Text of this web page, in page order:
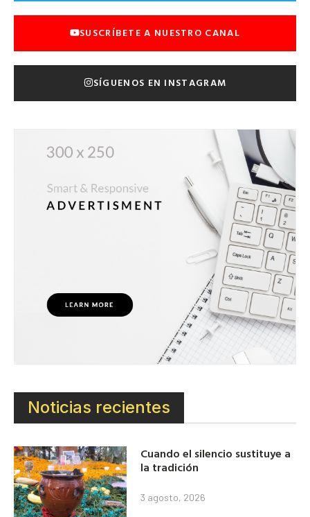
SUSCRÍBETE A NUESTRO CANAL
SÍGUENOS EN INSTAGRAM
Noticias recientes
Cuando el silencio sustituye a
la tradición
3 agosto, 2026